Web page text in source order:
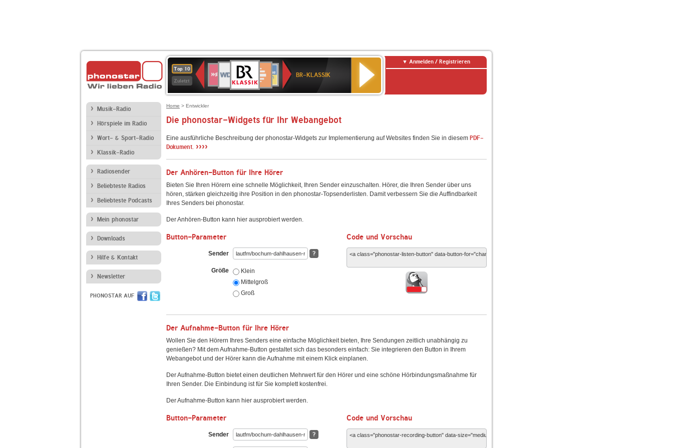
Top 10
Zuletzt
Deutschlandfunk
80er
90er
OLDIE
ANTENNE
4
BR-
KLASSIK
Deutschlandfunk
Kultur
ANTENNE
BAYERN
SWR
Kultur
NDR
2
BR-KLASSIK
Anmelden / Registrieren
Musik-Radio
Hörspiele im Radio
Wort- & Sport-Radio
Klassik-Radio
Radiosender
Beliebteste Radios
Beliebteste Podcasts
Mein phonostar
Downloads
Hilfe & Kontakt
Newsletter
PHONOSTAR AUF
Home > Entwickler
Die phonostar-Widgets für Ihr Webangebot
Eine ausführliche Beschreibung der phonostar-Widgets zur Implementierung auf Websites finden Sie in diesem PDF-
Dokument. ››››
Der Anhören-Button für Ihre Hörer
Bieten Sie Ihren Hörern eine schnelle Möglichkeit, Ihren Sender einzuschalten. Hörer, die Ihren Sender über uns
hören, stärken gleichzeitig ihre Position in den phonostar-Topsenderlisten. Damit verbessern Sie die Auffindbarkeit
Ihres Senders bei phonostar.
Der Anhören-Button kann hier ausprobiert werden.
Button-Parameter
Sender ?
Größe
Klein
Mittelgroß
Groß
Code und Vorschau
Der Aufnahme-Button für Ihre Hörer
Wollen Sie den Hörern Ihres Senders eine einfache Möglichkeit bieten, Ihre Sendungen zeitlich unabhängig zu
genießen? Mit dem Aufnahme-Button gestaltet sich das besonders einfach: Sie integrieren den Button in Ihrem
Webangebot und der Hörer kann die Aufnahme mit einem Klick einplanen.
Der Aufnahme-Button bietet einen deutlichen Mehrwert für den Hörer und eine schöne Hörbindungsmaßnahme für
Ihren Sender. Die Einbindung ist für Sie komplett kostenfrei.
Der Aufnahme-Button kann hier ausprobiert werden.
Button-Parameter
Sender ?
Code und Vorschau